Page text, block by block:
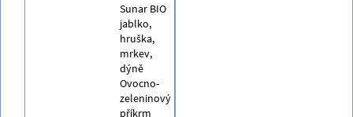
Sunar BIO
jablko,
hruška,
mrkev,
dýně
Ovocno-
zeleninový
příkrm